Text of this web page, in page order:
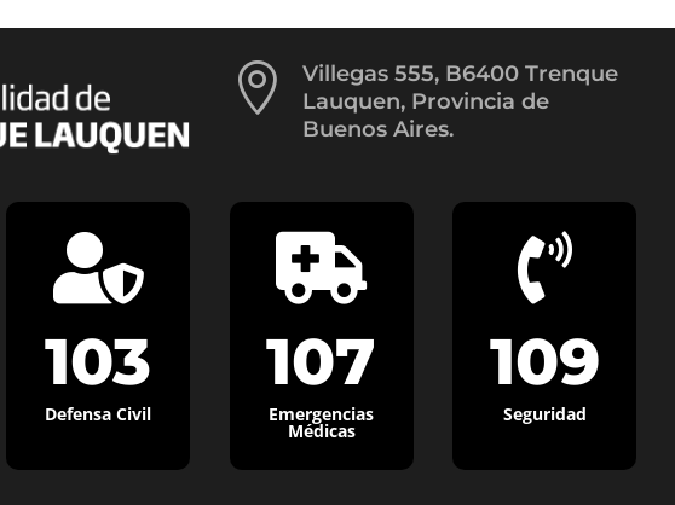

Villegas 555, B6400 Trenque
Lauquen, Provincia de
Buenos Aires.

103
Defensa Civil

107
Emergencias
Médicas

109
Seguridad